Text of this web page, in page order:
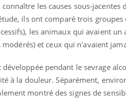
les causes sous-jacentes
ils ont comparé trois
les animaux qui avaient
et ceux qui n'avaient
pendant le sevrage
à la douleur. Séparément,
montré des signes de
brouillard mental ou
Les symptômes de la
sont multiples ce qui la rend
En
reste